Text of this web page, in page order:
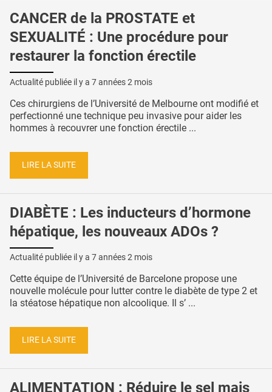
CANCER de la PROSTATE et
SEXUALITÉ : Une procédure pour
restaurer la fonction érectile
Actualité publiée il y a 7 années 2 mois
Ces chirurgiens de l’Université de Melbourne ont modifié et
perfectionné une technique peu invasive pour aider les
hommes à recouvrer une fonction érectile ...
LIRE LA SUITE
DIABÈTE : Les inducteurs d’hormone
hépatique, les nouveaux ADOs ?
Actualité publiée il y a 7 années 2 mois
Cette équipe de l’Université de Barcelone propose une
nouvelle molécule pour lutter contre le diabète de type 2 et
la stéatose hépatique non alcoolique. Il s’ ...
LIRE LA SUITE
ALIMENTATION : Réduire le sel mais